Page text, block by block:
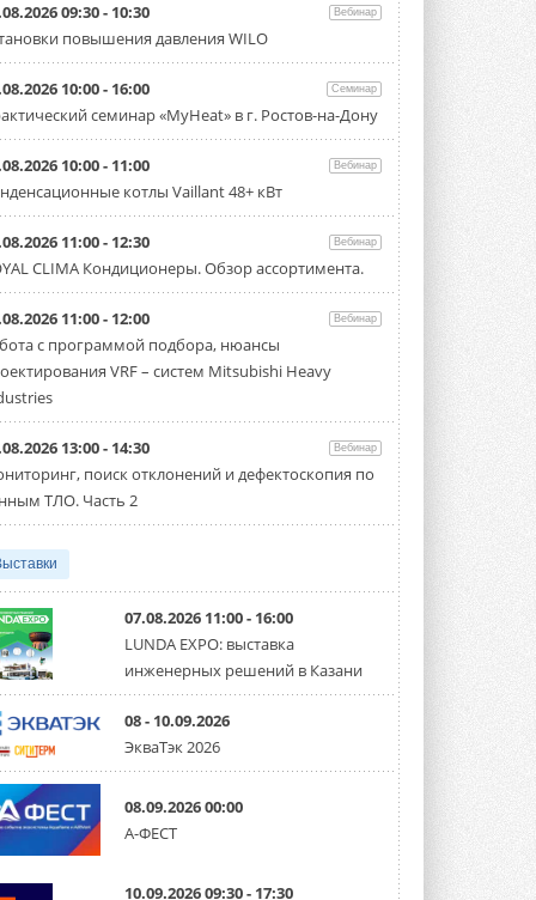
«РУСКЛИМАТ Fest 2026» в Уфе
собрал свыше 700 профи
климатической отрасли
Организатором выступил торгово-
производственный холдинг ...
3 АВГУСТА 2026
«Датарк» испытал модульный
ЦОД с плотностью 54 кВт на
стойку
Испытания прошли на собственной
производственной площадке и были ...
3 АВГУСТА 2026
Samsung выпускает VRF-
систему DVM на R32
Линейка включает семь типоразмеров
производительностью от 22,4 до 56 кВт.
«СиСофт Девелопмент» подвел
итоги конкурса студенческих
проектов «ТИМ-лидеры 2026»
«Русклимат» укрепляет
партнёрство за Уралом
Президент Омского землячества в
Москве Михаил Тимошенко посетил
Омск с трёхдневным рабочим визитом ...
31 ИЮЛЯ 2026
Carrier модернизирует
флагманский чиллер AquaEdge
19XR
Чиллер получил новую версию,
работающую на хладагенте R1234ze ...
31 ИЮЛЯ 2026
Mitsubishi расширяет
09:30 - 10:30 Вебинар
повышения давления WILO
10:00 - 16:00 Семинар
семинар «MyHeat» в г. Ростов-на-Дону
10:00 - 11:00 Вебинар
котлы Vaillant 48+ кВт
11:00 - 12:30 Вебинар
CLIMA Кондиционеры. Обзор ассортимента.
11:00 - 12:00 Вебинар
с программой подбора, нюансы
VRF – систем Mitsubishi Heavy
13:00 - 14:30 Вебинар
поиск отклонений и дефектоскопия по
ТЛО. Часть 2
07.08.2026 11:00 - 16:00
LUNDA EXPO: выставка
инженерных решений в Казани
08 - 10.09.2026
ЭкваТэк 2026
08.09.2026 00:00
А-ФЕСТ
10.09.2026 09:30 - 17:30